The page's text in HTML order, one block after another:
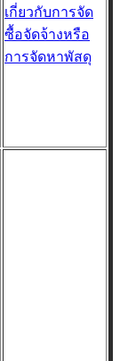
เกี่ยวกับการจัด
ซื้อจัดจ้างหรือ
การจัดหาพัสดุ